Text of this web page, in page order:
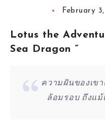
February
Lotus the
Sea Dragon “
ความฝันของเข
ล้อมรอบ ถึงแม้